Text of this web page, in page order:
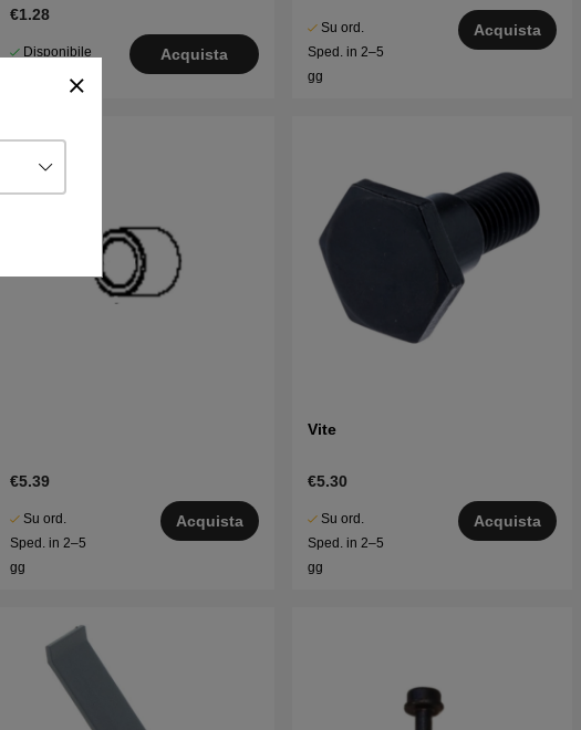
€1.28
Disponibile
in magazzino
Acquista
Su ord.
Sped. in 2–5
gg
Acquista
€5.39
Su ord.
Sped. in 2–5
gg
Acquista
Vite
€5.30
Su ord.
Sped. in 2–5
gg
Acquista